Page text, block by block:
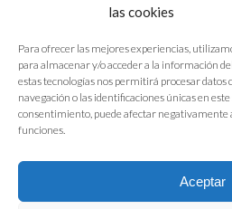
las cookies
Para ofrecer las mejores experiencias,
para almacenar y/o acceder a la información
estas tecnologías nos permitirá procesar
navegación o las identificaciones únicas en
consentimiento, puede afectar negativamente
funciones.
Aceptar